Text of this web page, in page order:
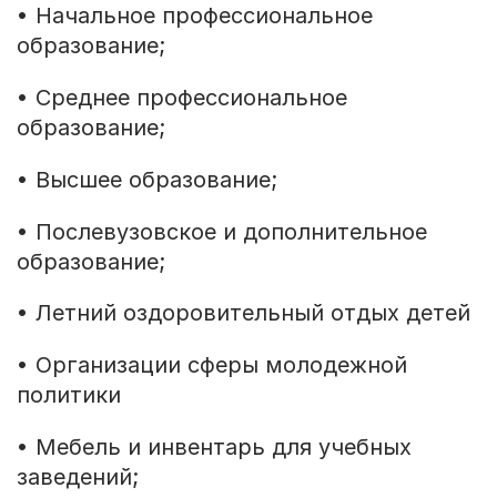
• Начальное профессиональное
образование;
• Среднее профессиональное
образование;
• Высшее образование;
• Послевузовское и дополнительное
образование;
• Летний оздоровительный отдых детей
• Организации сферы молодежной
политики
• Мебель и инвентарь для учебных
заведений;